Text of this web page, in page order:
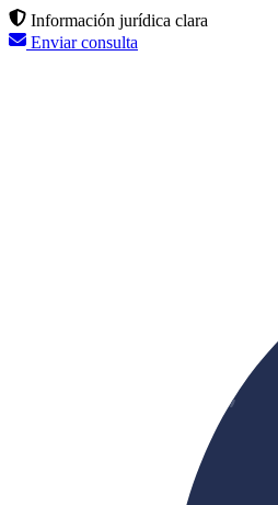
Información jurídica clara
Enviar consulta